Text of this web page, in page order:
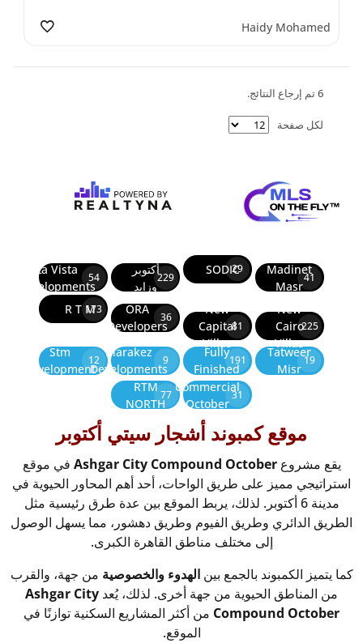
Haidy Mohamed
6 تم إرجاع النتائج.
لكل صفحة
Madinet
Masr
41
SODIC
29
أكتوبر
وزايد
229
La Vista
Developments
54
New
Cairo
Villas
225
New
Capital
Villas
81
ORA
Developers
36
R T M
173
Tatweer
Misr
19
Fully
Finished
191
Marakez
Developments
9
Stm
Development
12
Commercial
October
31
RTM
NORTH
77
موقع كمبوند أشجار سيتي أكتوبر
يقع مشروعAshgar City Compound October في موقع
استراتيجي مميز على طريق الواحات، أحد أهم المحاور الحيوية في
مدينة 6 أكتوبر. لذلك، يربط الموقع بين عدة طرق رئيسية مثل
الطريق الدائري وطريق الفيوم وطريق دهشور، مما يسهل الوصول
إلى مختلف مناطق القاهرة الكبرى.
كما يتميز الكمبوند بالجمع بينالهدوء والخصوصية من جهة، والقرب
من المناطق الحيوية من جهة أخرى. لذلك، يُعد Ashgar City
Compound October من أكثر المشاريع السكنية توازنًا في
الموقع.